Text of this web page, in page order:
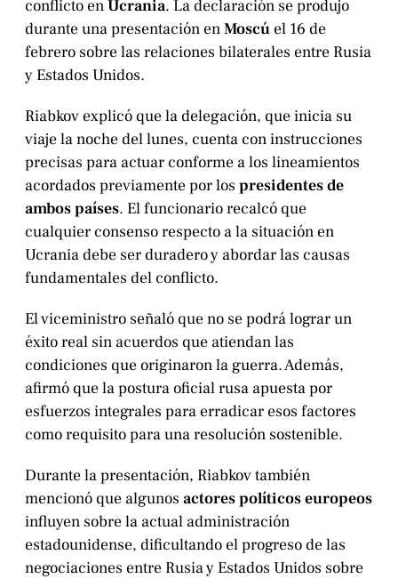
conflicto enUcrania. La declaración se produjo
durante una presentación enMoscú el 16 de
febrero sobre las relaciones bilaterales entre Rusia
y Estados Unidos.
Riabkov explicó que la delegación, que inicia su
viaje la noche del lunes, cuenta con instrucciones
precisas para actuar conforme a los lineamientos
acordados previamente por los presidentes de
ambos países. El funcionario recalcó que
cualquier consenso respecto a la situación en
Ucrania debe ser duradero y abordar las causas
fundamentales del conflicto.
El viceministro señaló que no se podrá lograr un
éxito real sin acuerdos que atiendan las
condiciones que originaron la guerra. Además,
afirmó que la postura oficial rusa apuesta por
esfuerzos integrales para erradicar esos factores
como requisito para una resolución sostenible.
Durante la presentación, Riabkov también
mencionó que algunos actores políticos europeos
influyen sobre la actual administración
estadounidense, dificultando el progreso de las
negociaciones entre Rusia y Estados Unidos sobre